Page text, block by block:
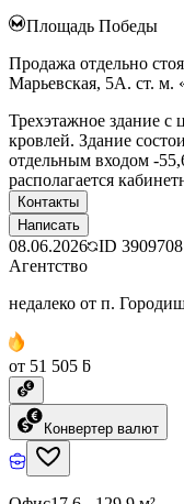
Площадь Победы
Продажа отдельно
Марьевская, 5А. ст.
Трехэтажное здание с
кровлей. Здание
отдельным входом -
располагается
Контакты
Написать
08.06.2026 ID 3909708
Агентство
недалеко от п.
от 51 505 ƃ
Конвертер валют